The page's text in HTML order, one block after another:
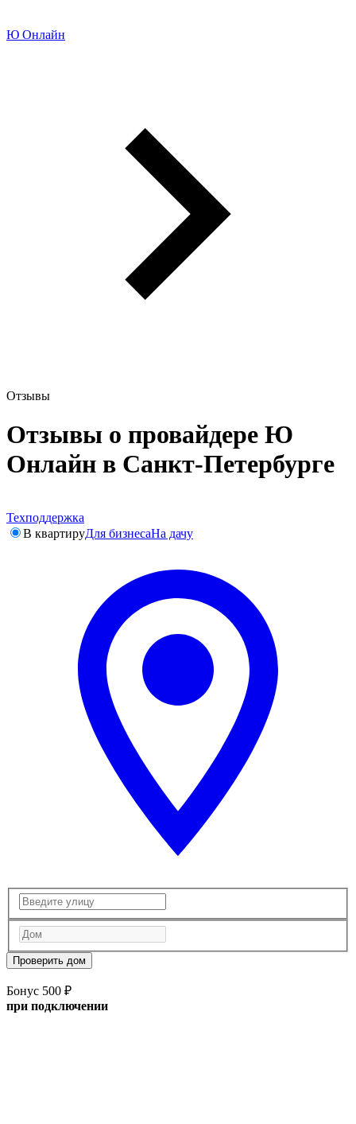
Ю Онлайн
Отзывы
Отзывы о провайдере Ю
Онлайн в Санкт-Петербурге
Техподдержка
В квартируДля бизнесаНа дачу
Проверить дом
Бонус 500 ₽
при подключении